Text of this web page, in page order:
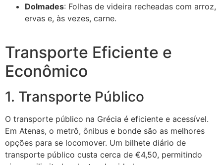
Dolmades: Folhas de videira recheadas com arroz,
ervas e, às vezes, carne.
Transporte Eficiente e
Econômico
1. Transporte Público
O transporte público na Grécia é eficiente e acessível.
Em Atenas, o metrô, ônibus e bonde são as melhores
opções para se locomover. Um bilhete diário de
transporte público custa cerca de €4,50, permitindo